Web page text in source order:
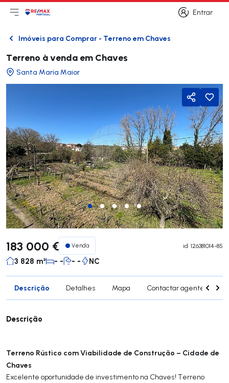
Entrar
Entrar
Abri menu principal
LogoIr para página inicial
VoltarImóveis para Comprar - Terreno em Chaves
Terreno à venda em Chaves
Santa Maria Maior
Partilhar
183 000 € Venda id. 126381014-85
3 828 m² - - - - NC
Descrição Detalhes Mapa Contactar agente
Descrição
Terreno Rústico com Viabilidade de Construção – Cidade de
Chaves
Excelente oportunidade de investimento na Chaves! Terreno